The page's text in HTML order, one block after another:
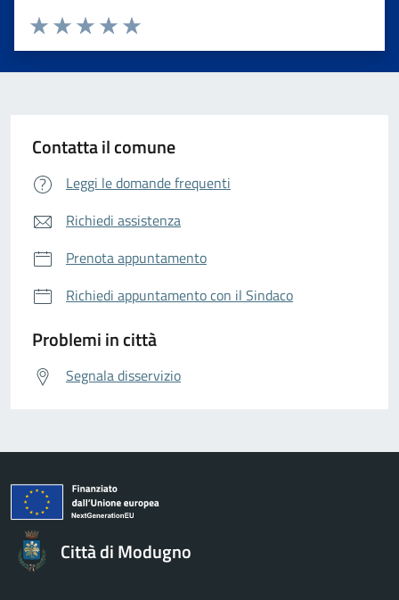
Valuta da 1 a 5 stelle la pagina
Valuta 5 stelle su 5
Valuta 4 stelle su 5
Valuta 3 stelle su 5
Valuta 2 stelle su 5
Valuta 1 stelle su 5
Contatta il comune
Leggi le domande frequenti
Richiedi assistenza
Prenota appuntamento
Richiedi appuntamento con il Sindaco
Problemi in città
Segnala disservizio
Città di Modugno